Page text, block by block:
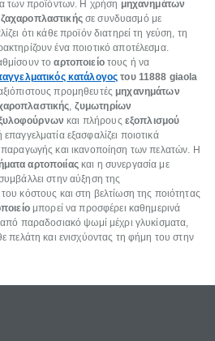
των προϊόντων. Η χρήση μηχανημάτων
σε συνδυασμό με
ότι κάθε προϊόν διατηρεί τη γεύση, τη
ένα ποιοτικό αποτέλεσμα.
τοαρτοποιείοτους ή να
κατάλογος του 11888 giaola
προμηθευτές μηχανημάτων
, ζυμωτηρίων
και πλήρους εξοπλισμού
εξασφαλίζει ποιοτικά
παραγωγής και ικανοποίηση των πελατών. Η
αρτοποιίαςκαι η συνεργασία με
στην αύξηση της
κόστους και στη βελτίωση της ποιότητας
μπορεί να προσφέρει καθημερινά
παραδοσιακό ψωμί μέχρι γλυκίσματα,
πελάτη και ενισχύοντας τη φήμη του στην